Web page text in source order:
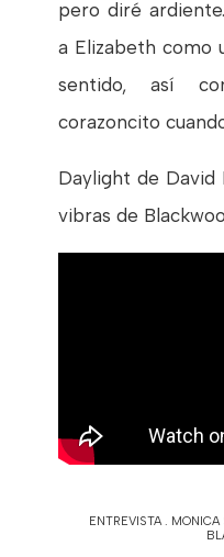
pero diré
a Elizabeth como
sentido, así
corazoncito
Daylight de David
vibras de
ENTREVISTA. MONICA